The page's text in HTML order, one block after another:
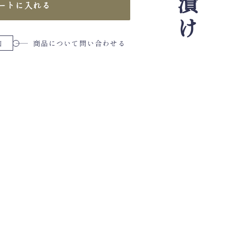
トに入れる
商品について問い合わせる